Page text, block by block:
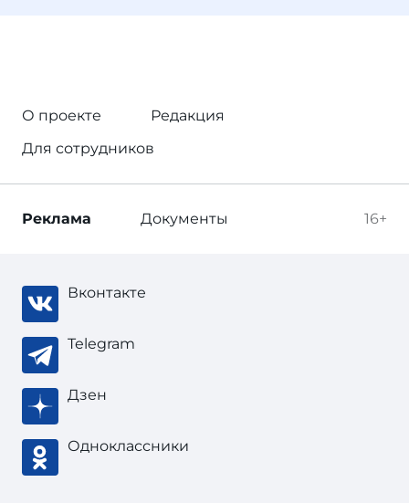
О проекте
Редакция
Для сотрудников
16+
Реклама Документы
Вконтакте
Telegram
Дзен
Одноклассники